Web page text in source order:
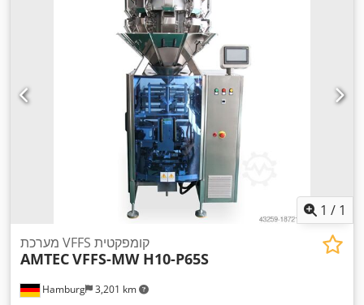
1 / 1
Hamburg 3,201 km
מערכת VFFS קומפקטית
AMTECVFFS-MW H10-P65S